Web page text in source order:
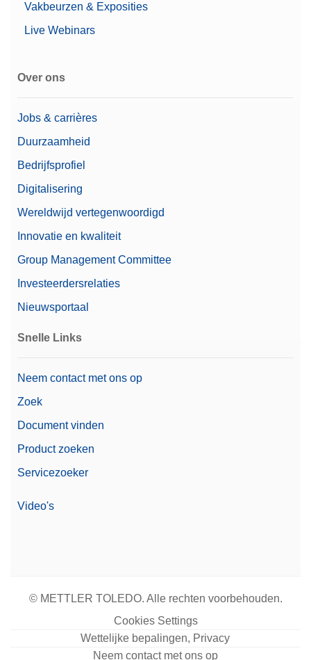
Vakbeurzen & Exposities
Live Webinars
Over ons
Jobs & carrières
Duurzaamheid
Bedrijfsprofiel
Digitalisering
Wereldwijd vertegenwoordigd
Innovatie en kwaliteit
Group Management Committee
Investeerdersrelaties
Nieuwsportaal
Snelle Links
Neem contact met ons op
Zoek
Document vinden
Product zoeken
Servicezoeker
Video's
© METTLER TOLEDO. Alle rechten voorbehouden.
Cookies Settings
Wettelijke bepalingen, Privacy
Neem contact met ons op